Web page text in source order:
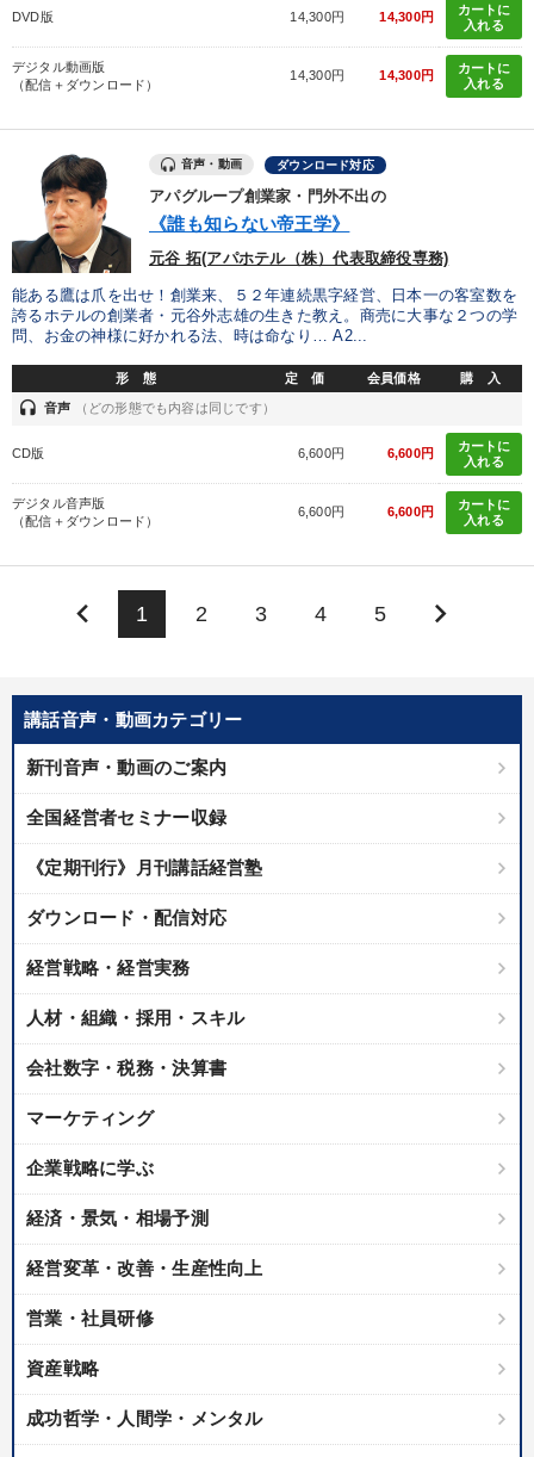
講話音声・動画カテゴリー
新刊音声・動画のご案内
全国経営者セミナー収録
《定期刊行》月刊講話経営塾
ダウンロード・配信対応
経営戦略・経営実務
人材・組織・採用・スキル
会社数字・税務・決算書
マーケティング
企業戦略に学ぶ
経済・景気・相場予測
経営変革・改善・生産性向上
営業・社員研修
資産戦略
成功哲学・人間学・メンタル
DVD版 14,300円 14,300円
カートに
入れる
デジタル動画版
（配信＋ダウンロード）
14,300円 14,300円
カートに
入れる
音声・動画 ダウンロード対応
アパグループ創業家・門外不出の
《誰も知らない帝王学》
元谷 拓(アパホテル（株）代表取締役専務)
能ある鷹は爪を出せ！創業来、５２年連続黒字経営、日本一の客室数を
誇るホテルの創業者・元谷外志雄の生きた教え。商売に大事な２つの学
問、お金の神様に好かれる法、時は命なり… A2...
形 態 定 価 会員価格 購 入
headset 音声 （どの形態でも内容は同じです）
CD版 6,600円 6,600円
カートに
入れる
デジタル音声版
（配信＋ダウンロード）
6,600円 6,600円
カートに
入れる
keyboard_arrow_left 1 2 3 4 5 keyboard_arrow_right